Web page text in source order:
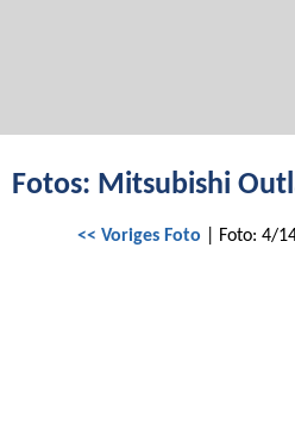
Fotos: Mitsubishi
<< Voriges Foto | Foto: 4/